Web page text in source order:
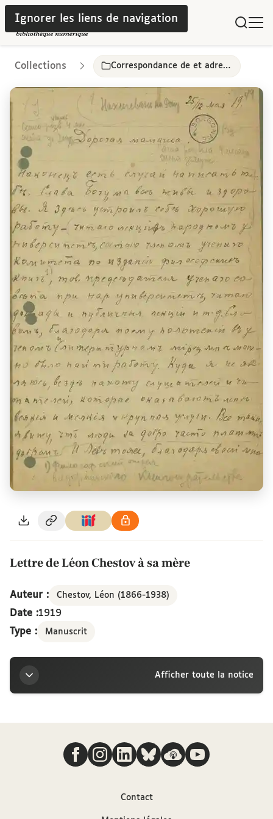
Ignorer les liens de navigation
Collections Correspondance de et adressée à Léon Chestov
Lettre de Léon Chestov à sa mère
Auteur : Chestov, Léon (1866-1938)
Date :1919
Type :
Manuscrit
Afficher toute la notice
Titre
Lettre de Léon Chestov à sa mère
Chestov, Léon (1866-1938)
Nous suivre
Contact